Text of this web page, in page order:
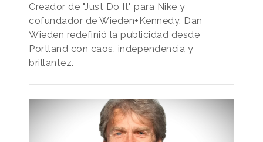
Creador de "Just Do It" para Nike y
cofundador de Wieden+Kennedy, Dan
Wieden redefinió la publicidad desde
Portland con caos, independencia y
brillantez.